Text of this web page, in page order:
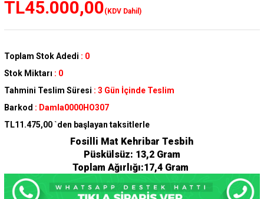
TL45.000,00(KDV Dahil)
Toplam Stok Adedi : 0
Stok Miktarı : 0
Tahmini Teslim Süresi : 3 Gün İçinde Teslim
Barkod : Damla0000HO307
TL11.475,00 `den başlayan taksitlerle
Fosilli Mat Kehribar Tesbih
Püskülsüz: 13,2 Gram
Toplam Ağırlığı:17,4 Gram